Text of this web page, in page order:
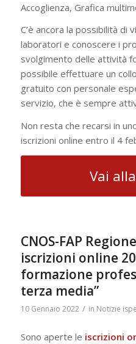
Accoglienza, Grafica
C’è ancora la possibilità
laboratori e conoscere i
svolgimento delle attività
possibile effettuare un
gratuito con personale
servizio, che è sempre
Non resta che recarsi in
iscrizioni online entro il 4
Vai
CNOS-FAP
iscrizioni online
formazione
terza media”
10 Gennaio 2022 / in Notizie
Sono aperte le iscrizioni